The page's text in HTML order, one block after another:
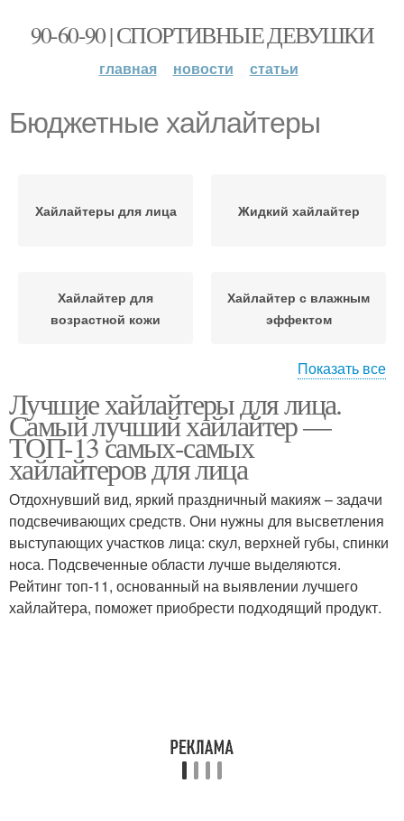
90-60-90 | СПОРТИВНЫЕ ДЕВУШКИ
главная новости статьи
Бюджетные хайлайтеры
Хайлайтеры для лица Жидкий хайлайтер
Хайлайтер для
возрастной кожи
Хайлайтер с влажным
эффектом
Кремовые хайлайтеры Бюджетный хайлайтер
Хайлайтер для эффекта Пудровые хайлайтеры
Хайлайтеры в стике
Показать все
Лучшие хайлайтеры для лица.
Самый лучший хайлайтер —
ТОП-13 самых-самых
хайлайтеров для лица
Отдохнувший вид, яркий праздничный макияж – задачи
подсвечивающих средств. Они нужны для высветления
выступающих участков лица: скул, верхней губы, спинки
носа. Подсвеченные области лучше выделяются.
Рейтинг топ-11, основанный на выявлении лучшего
хайлайтера, поможет приобрести подходящий продукт.